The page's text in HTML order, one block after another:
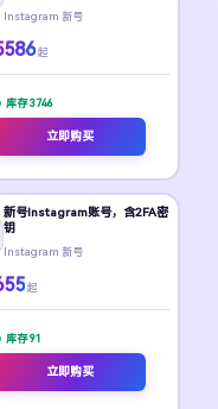
Instagram 新号
起
库存 3746
立即购买
新号Instagram账号，含2FA密
钥
Instagram 新号
起
库存 91
立即购买